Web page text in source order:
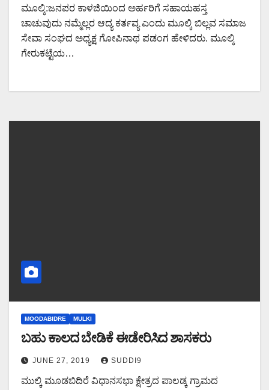
ಮೂಲ್ಕಿ:ಜನಪರ ಕಾಳಜಿಯಿಂದ ಅರ್ಹರಿಗೆ ಸಹಾಯಹಸ್ತ
ಚಾಚುವುದು ನಮ್ಮೆಲ್ಲರ ಆದ್ಯ ಕರ್ತವ್ಯ ಎಂದು ಮೂಲ್ಕಿ ಬಿಲ್ಲವ ಸಮಾಜ
ಸೇವಾ ಸಂಘದ ಅಧ್ಯಕ್ಷ ಗೋಪಿನಾಥ ಪಡಂಗ ಹೇಳಿದರು. ಮೂಲ್ಕಿ
ಗೇರುಕಟ್ಟೆಯ…
MOODABIDRE MULKI
ಬಹು ಕಾಲದ ಬೇಡಿಕೆ ಈಡೇರಿಸಿದ ಶಾಸಕರು
JUNE 27, 2019 SUDDI9
ಮುಲ್ಕಿ ಮೂಡಬಿದಿರೆ ವಿಧಾನಸಭಾ ಕ್ಷೇತ್ರದ ಪಾಲಡ್ಕ ಗ್ರಾಮದ